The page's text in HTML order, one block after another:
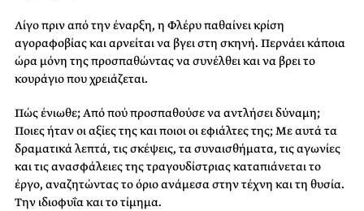
Λίγο πριν από την έναρξη, η Φλέρυ παθαίνει κρίση
αγοραφοβίας και αρνείται να βγει στη σκηνή. Περνάει κάποια
ώρα μόνη της προσπαθώντας να συνέλθει και να βρει το
κουράγιο που χρειάζεται.
Πώς ένιωθε; Από πού προσπαθούσε να αντλήσει δύναμη;
Ποιες ήταν οι αξίες της και ποιοι οι εφιάλτες της; Με αυτά τα
δραματικά λεπτά, τις σκέψεις, τα συναισθήματα, τις αγωνίες
και τις ανασφάλειες της τραγουδίστριας καταπιάνεται το
έργο, αναζητώντας το όριο ανάμεσα στην τέχνη και τη θυσία.
Την ιδιοφυΐα και το τίμημα.